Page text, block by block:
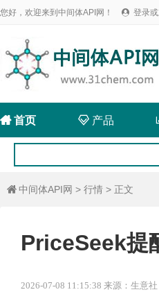
您好，欢迎来到中间体API网！  登录
首页 产品
 中间体API网 > 行情 > 正文
PriceSeek提
2026-07-08 11:15:38 来源：生意社